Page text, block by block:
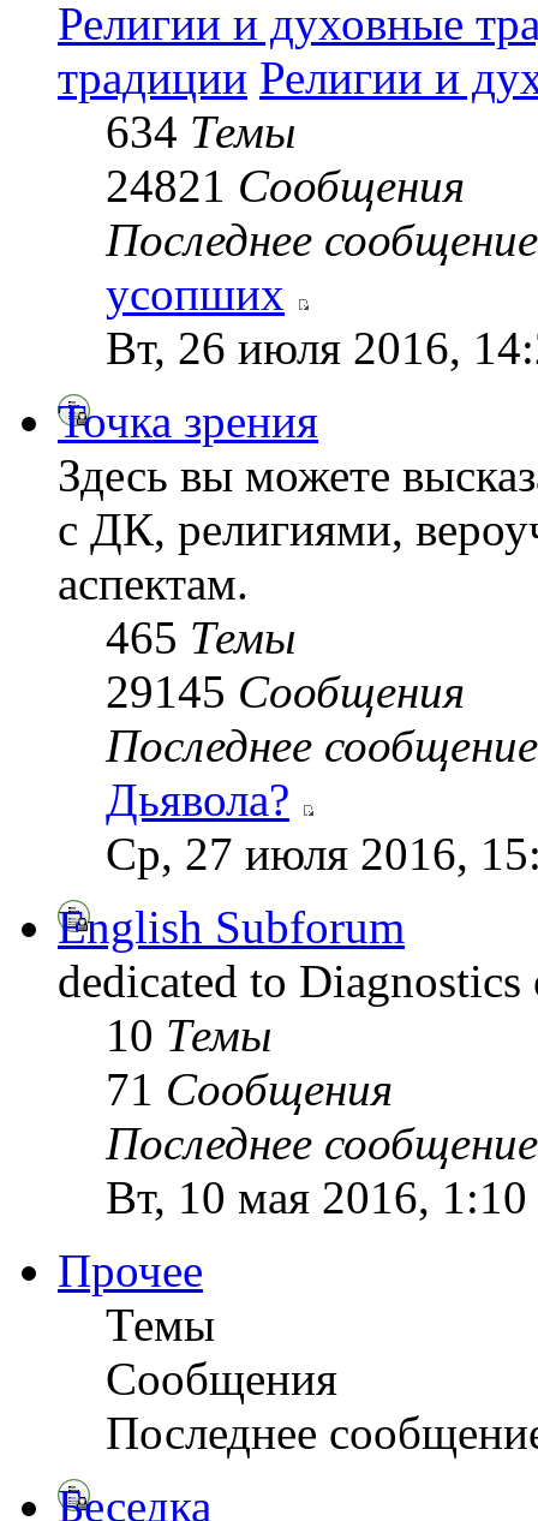
Религии и духовные
традиции Религии и
634 Темы
24821 Сообщения
Последнее сообщение
усопших
Вт, 26 июля 2016,
Точка зрения
Здесь вы можете
с ДК, религиями,
аспектам.
465 Темы
29145 Сообщения
Последнее сообщение
Дьявола?
Ср, 27 июля 2016,
English Subforum
dedicated to
10 Темы
71 Сообщения
Последнее сообщение
Вт, 10 мая 2016, 1:10
Прочее
Темы
Сообщения
Последнее
Беседка